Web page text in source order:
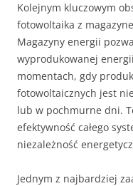
Kolejnym kluczowym
fotowoltaika z
Magazyny energii
wyprodukowanej
momentach, gdy
fotowoltaicznych jest
lub w pochmurne dni.
efektywność całego
niezależność
Jednym z najbardziej